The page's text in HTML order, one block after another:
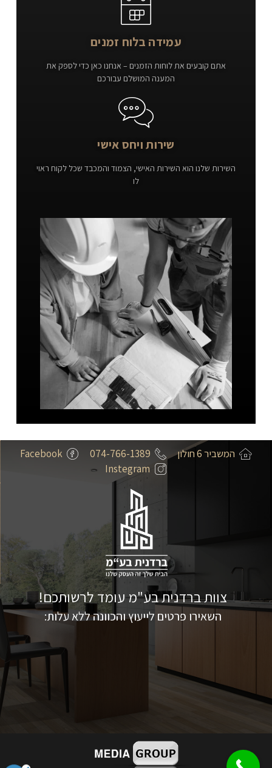
עמידה בלוח זמנים
אתם קובעים את לוחות הזמנים – אנחנו כאן כדי לספק את
המענה המושלם עבורכם
שירות ויחס אישי
השירות שלנו הוא השירות האישי, הצמוד והמכבד שכל לקוח ראוי
לו
המשביר 6 חולון 074-766-1389
Facebook
Instegram
צוות ברדנית בע"מ עומד לרשותכם!
השאירו פרטים לייעוץ והכוונה ללא עלות: